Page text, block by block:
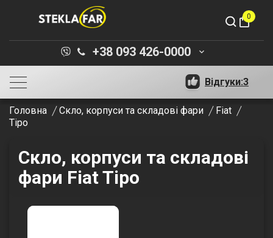
shopping_bag
0
+38 093 426-0000 keyboard_arrow_down
Відгуки:3
Головна Скло, корпуси та складові фари
Fiat
Tipo
Скло, корпуси та складові
фари Fiat Tipo